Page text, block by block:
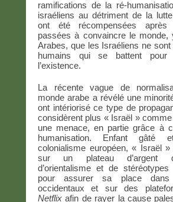
ramifications de la ré-
israéliens au détriment de la
ont été récompensées après
passées à convaincre le monde,
Arabes, que les Israéliens ne
humains qui se battent
l’existence.
La récente vague de
monde arabe a révélé une
ont intériorisé ce type de
considèrent plus « Israël »
une menace, en partie grâce à
humanisation. Enfant gâté
colonialisme européen, « Israël »
sur un plateau d’argent
d’orientalisme et de stéréotypes
pour assurer sa place
occidentaux et sur des
Netflix afin de rayer la cause